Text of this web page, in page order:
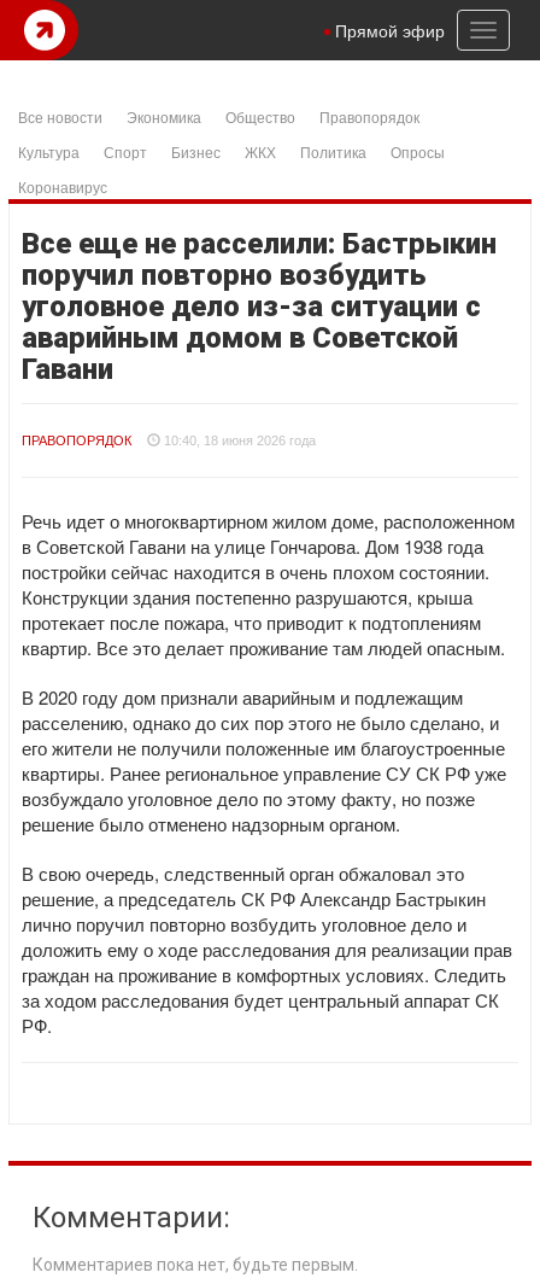
Toggle
Прямой эфир
Все новости Экономика Общество
Правопорядок
Культура
Спорт Бизнес ЖКХ Политика
Опросы
Коронавирус
Все еще не расселили: Бастрыкин
поручил повторно возбудить
уголовное дело из-за ситуации с
аварийным домом в Советской
Гавани
ПРАВОПОРЯДОК 10:40, 18 июня 2026 года
Речь идет о многоквартирном жилом доме, расположенном
в Советской Гавани на улице Гончарова. Дом 1938 года
постройки сейчас находится в очень плохом состоянии.
Конструкции здания постепенно разрушаются, крыша
протекает после пожара, что приводит к подтоплениям
квартир. Все это делает проживание там людей опасным.
В 2020 году дом признали аварийным и подлежащим
расселению, однако до сих пор этого не было сделано, и
его жители не получили положенные им благоустроенные
квартиры. Ранее региональное управление СУ СК РФ уже
возбуждало уголовное дело по этому факту, но позже
решение было отменено надзорным органом.
В свою очередь, следственный орган обжаловал это
решение, а председатель СК РФ Александр Бастрыкин
лично поручил повторно возбудить уголовное дело и
доложить ему о ходе расследования для реализации прав
граждан на проживание в комфортных условиях. Следить
за ходом расследования будет центральный аппарат СК
РФ.
Комментарии:
Комментариев пока нет, будьте первым.